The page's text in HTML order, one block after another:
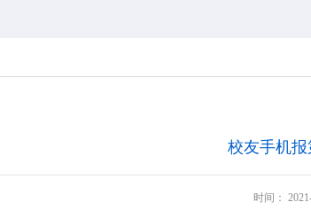
校友手机报
时间：